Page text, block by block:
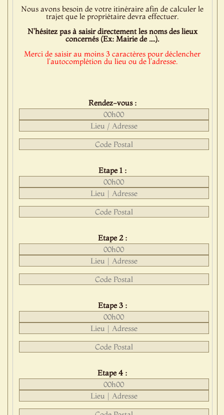
Nous avons besoin de votre itinéraire afin de calculer le
trajet que le propriétaire devra effectuer.
N'hésitez pas à saisir directement les noms des lieux
concernés (Ex: Mairie de ....).
Merci de saisir au moins 3 caractères pour déclencher
l'autocomplétion du lieu ou de l'adresse.
Rendez-vous :
Etape 1 :
Etape 2 :
Etape 3 :
Etape 4 :